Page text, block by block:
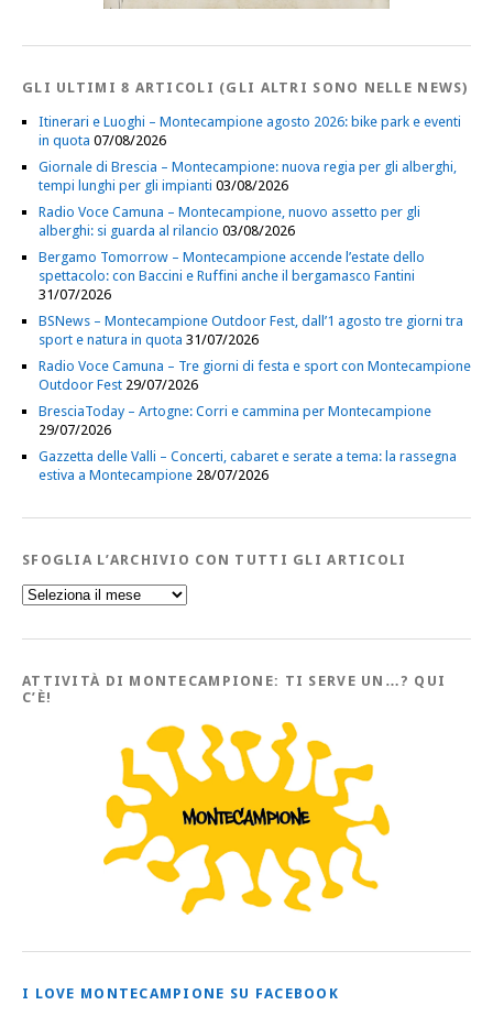
GLI ULTIMI 8 ARTICOLI (GLI ALTRI SONO NELLE NEWS)
Itinerari e Luoghi – Montecampione agosto 2026: bike park e eventi
in quota 07/08/2026
Giornale di Brescia – Montecampione: nuova regia per gli alberghi,
tempi lunghi per gli impianti 03/08/2026
Radio Voce Camuna – Montecampione, nuovo assetto per gli
alberghi: si guarda al rilancio 03/08/2026
Bergamo Tomorrow – Montecampione accende l’estate dello
spettacolo: con Baccini e Ruffini anche il bergamasco Fantini
31/07/2026
BSNews – Montecampione Outdoor Fest, dall’1 agosto tre giorni tra
sport e natura in quota 31/07/2026
Radio Voce Camuna – Tre giorni di festa e sport con Montecampione
Outdoor Fest 29/07/2026
BresciaToday – Artogne: Corri e cammina per Montecampione
29/07/2026
Gazzetta delle Valli – Concerti, cabaret e serate a tema: la rassegna
estiva a Montecampione 28/07/2026
SFOGLIA L’ARCHIVIO CON TUTTI GLI ARTICOLI
Sfoglia
l’Archivio
tutti
Articoli
ATTIVITÀ DI MONTECAMPIONE: TI SERVE UN…? QUI
C’È!
I LOVE MONTECAMPIONE SU FACEBOOK